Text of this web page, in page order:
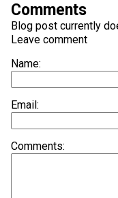
Comments
Blog post currently
Leave comment
Name:
Email:
Comments: